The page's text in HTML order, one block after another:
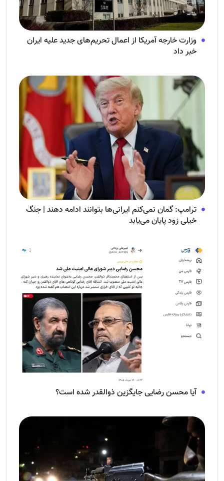
وزارت خارجه آمریکا از اعمال تحریم‌های جدید علیه ایران
خبر داد
ترامپ: گمان نمی‌کنم ایرانی‌ها بتوانند ادامه دهند | جنگ
خیلی زود پایان می‌یابد
آیا محسن رضایی جایگزین ذوالقدر شده است؟